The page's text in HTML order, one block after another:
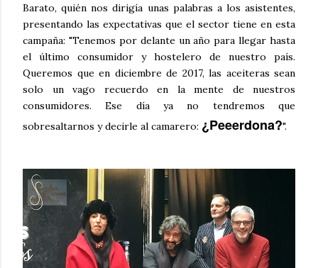
Barato, quién nos dirigía unas palabras a los asistentes,
presentando las expectativas que el sector tiene en esta
campaña: "Tenemos por delante un año para llegar hasta
el último consumidor y hostelero de nuestro país.
Queremos que en diciembre de 2017, las aceiteras sean
solo un vago recuerdo en la mente de nuestros
consumidores. Ese día ya no tendremos que
sobresaltarnos y decirle al camarero: ¿Peeerdona?".